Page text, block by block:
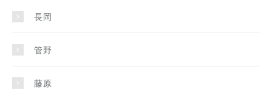
長岡
管野
藤原